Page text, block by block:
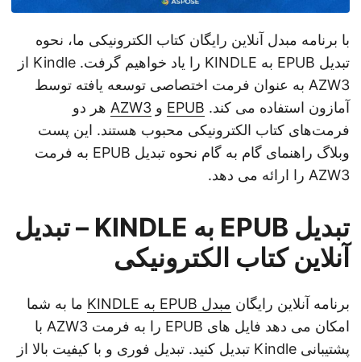
با برنامه مبدل آنلاین رایگان کتاب الکترونیکی ما، نحوه
تبدیل EPUB به KINDLE را یاد خواهیم گرفت. Kindle از
AZW3 به عنوان فرمت اختصاصی توسعه یافته توسط
آمازون استفاده می کند.EPUBوAZW3هر دو
فرمت‌های کتاب الکترونیکی محبوب هستند. این پست
وبلاگ راهنمای گام به گام نحوه تبدیل EPUB به فرمت
AZW3 را ارائه می دهد.
تبدیل EPUB به KINDLE – تبدیل
آنلاین کتاب الکترونیکی
برنامه آنلاین رایگانمبدل EPUB به KINDLE
ما به شما
امکان می دهد فایل های EPUB را به فرمت AZW3 با
پشتیبانی Kindle تبدیل کنید. تبدیل فوری و با کیفیت بالا از